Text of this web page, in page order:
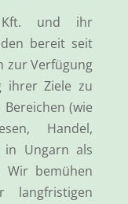
Kft. und ihr
bereit seit
zur Verfügung
ihrer Ziele zu
(wie
Handel,
in Ungarn als
Wir bemühen